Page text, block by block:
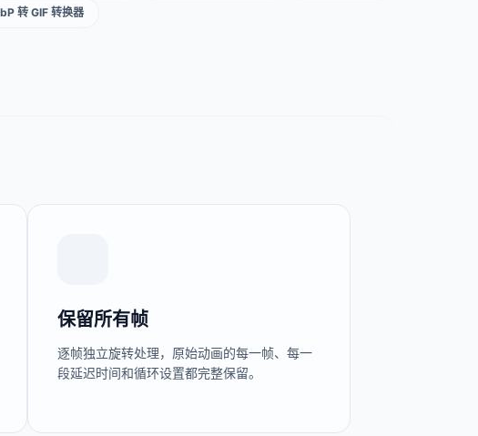
转 GIF 转换器
保留所有帧
逐帧独立旋转处理，原始动画的每一帧、每一
段延迟时间和循环设置都完整保留。